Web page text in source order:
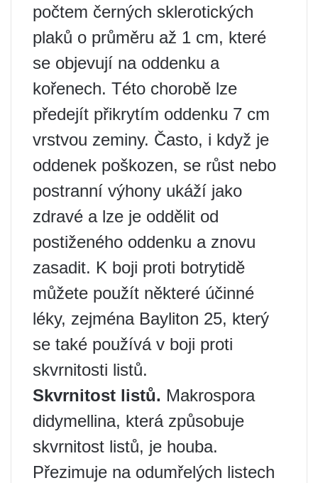
počtem černých sklerotických
plaků o průměru až 1 cm, které
se objevují na oddenku a
kořenech. Této chorobě lze
předejít přikrytím oddenku 7 cm
vrstvou zeminy. Často, i když je
oddenek poškozen, se růst nebo
postranní výhony ukáží jako
zdravé a lze je oddělit od
postiženého oddenku a znovu
zasadit. K boji proti botrytidě
můžete použít některé účinné
léky, zejména Bayliton 25, který
se také používá v boji proti
skvrnitosti listů.
Skvrnitost listů. Makrospora
didymellina, která způsobuje
skvrnitost listů, je houba.
Přezimuje na odumřelých listech